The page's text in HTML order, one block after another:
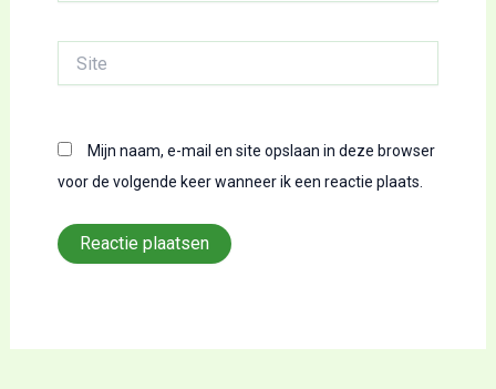
Mijn naam, e-mail en site opslaan in deze browser
voor de volgende keer wanneer ik een reactie plaats.